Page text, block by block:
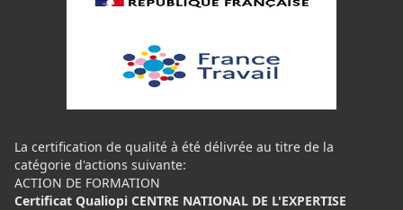
La certification de qualité à été délivrée au titre de la
catégorie d'actions suivante:
ACTION DE FORMATION
Certificat Qualiopi CENTRE NATIONAL DE L'EXPERTISE